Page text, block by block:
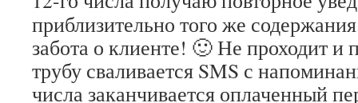
приблизительно того же
забота о клиенте! 🙂 Не проходит и
трубу сваливается SMS с
числа заканчивается оплаченный